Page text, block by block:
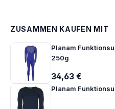
ZUSAMMEN KAUFEN MIT
Planam
250g
34,63 €
Planam